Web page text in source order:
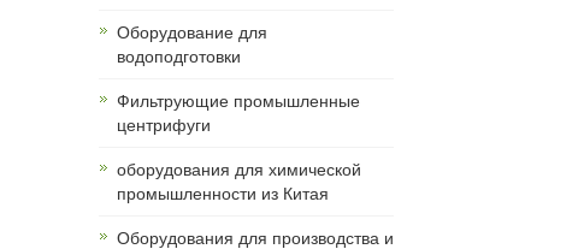
Оборудование для
водоподготовки
Фильтрующие промышленные
центрифуги
оборудования для химической
промышленности из Китая
Оборудования для производства и